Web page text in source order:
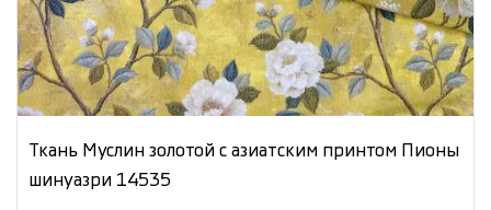
Ткань Муслин золотой с азиатским принтом Пионы
шинуазри 14535